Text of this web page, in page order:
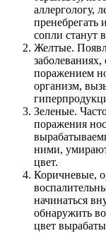
аллергологу,
пренебрегать
сопли станут
Желтые.
поражением
организм,
Зеленые.
поражения
ними,
цвет.
Коричневые,
начинаться
обнаружить
цвет